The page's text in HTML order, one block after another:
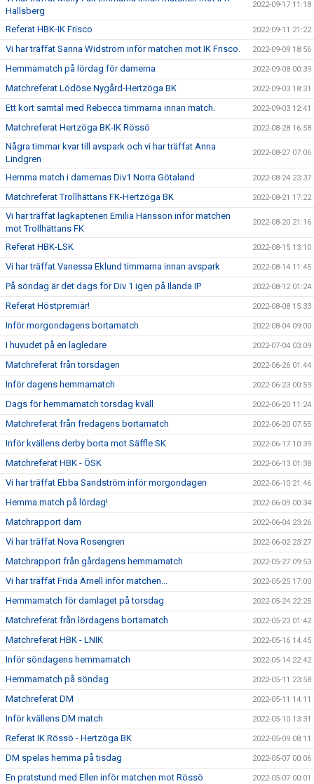
Hallsberg
2022-09-17 11:18
Referat HBK-IK Frisco 2022-09-11 21:22
Vi har träffat Sanna Widström inför matchen mot IK Frisco. 2022-09-09 18:56
Hemmamatch på lördag för damerna 2022-09-08 00:39
Matchreferat Lödöse Nygård-Hertzöga BK 2022-09-03 18:31
Ett kort samtal med Rebecca timmarna innan match. 2022-09-03 12:41
Matchreferat Hertzöga BK-IK Rössö 2022-08-28 16:58
Några timmar kvar till avspark och vi har träffat Anna
Lindgren
2022-08-27 07:06
Hemma match i damernas Div1 Norra Götaland 2022-08-24 23:37
Matchreferat Trollhättans FK-Hertzöga BK 2022-08-21 17:22
Vi har träffat lagkaptenen Emilia Hansson inför matchen
mot Trollhättans FK
2022-08-20 21:16
Referat HBK-LSK 2022-08-15 13:10
Vi har träffat Vanessa Eklund timmarna innan avspark 2022-08-14 11:45
På söndag är det dags för Div 1 igen på Ilanda IP 2022-08-12 01:24
Referat Höstpremiär! 2022-08-08 15:33
Inför morgondagens bortamatch 2022-08-04 09:00
I huvudet på en lagledare 2022-07-04 03:09
Matchreferat från torsdagen 2022-06-26 01:44
Inför dagens hemmamatch 2022-06-23 00:59
Dags för hemmamatch torsdag kväll 2022-06-20 11:24
Matchreferat från fredagens bortamatch 2022-06-20 07:55
Inför kvällens derby borta mot Säffle SK 2022-06-17 10:39
Matchreferat HBK - ÖSK 2022-06-13 01:38
Vi har träffat Ebba Sandström inför morgondagen 2022-06-10 21:46
Hemma match på lördag! 2022-06-09 00:34
Matchrapport dam 2022-06-04 23:26
Vi har träffat Nova Rosengren 2022-06-02 23:27
Matchrapport från gårdagens hemmamatch 2022-05-27 09:53
Vi har träffat Frida Arnell inför matchen... 2022-05-25 17:00
Hemmamatch för damlaget på torsdag 2022-05-24 22:25
Matchreferat från lördagens bortamatch 2022-05-23 01:42
Matchreferat HBK - LNIK 2022-05-16 14:45
Inför söndagens hemmamatch 2022-05-14 22:42
Hemmamatch på söndag 2022-05-11 23:58
Matchreferat DM 2022-05-11 14:11
Inför kvällens DM match 2022-05-10 13:31
Referat IK Rössö - Hertzöga BK 2022-05-09 08:11
DM spelas hemma på tisdag 2022-05-07 00:06
En pratstund med Ellen inför matchen mot Rössö 2022-05-07 00:01